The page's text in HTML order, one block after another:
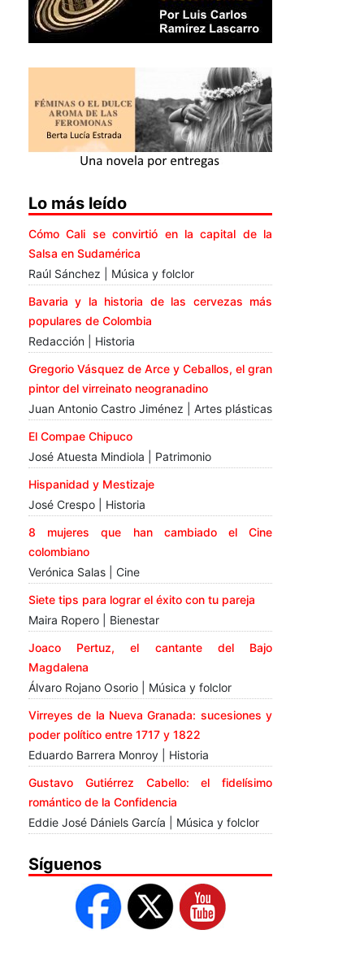
Lo más leído
Cómo Cali se convirtió en la capital de la
Salsa en Sudamérica
Raúl Sánchez | Música y folclor
Bavaria y la historia de las cervezas más
populares de Colombia
Redacción | Historia
Gregorio Vásquez de Arce y Ceballos, el gran
pintor del virreinato neogranadino
Juan Antonio Castro Jiménez | Artes plásticas
El Compae Chipuco
José Atuesta Mindiola | Patrimonio
Hispanidad y Mestizaje
José Crespo | Historia
8 mujeres que han cambiado el Cine
colombiano
Verónica Salas | Cine
Siete tips para lograr el éxito con tu pareja
Maira Ropero | Bienestar
Joaco Pertuz, el cantante del Bajo
Magdalena
Álvaro Rojano Osorio | Música y folclor
Virreyes de la Nueva Granada: sucesiones y
poder político entre 1717 y 1822
Eduardo Barrera Monroy | Historia
Gustavo Gutiérrez Cabello: el fidelísimo
romántico de la Confidencia
Eddie José Dániels García | Música y folclor
Síguenos